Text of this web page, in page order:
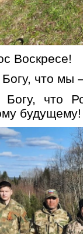
Воскресе!
что мы
Богу, что
будущему!